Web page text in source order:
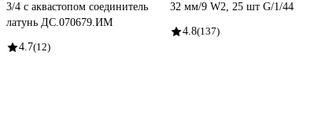
3/4 с аквастопом соединитель
латунь ДС.070679.ИМ
4.7(12)
32 мм/9 W2, 25 шт G/1/44
4.8(137)